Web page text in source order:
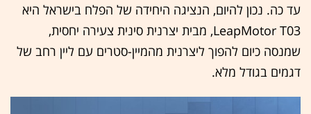
עד כה. נכון להיום, הנציגה היחידה של הפלח בישראל היא
LeapMotor T03, מבית יצרנית סינית צעירה יחסית,
שמנסה כיום להפוך ליצרנית מהמיין-סטרים עם ליין רחב של
דגמים בגודל מלא.